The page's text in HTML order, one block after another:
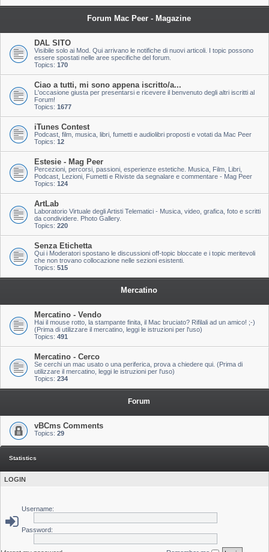
Forum Mac Peer - Magazine
DAL SITO
Visibile solo ai Mod. Qui arrivano le notifiche di nuovi articoli. I topic possono
essere spostati nelle aree specifiche del forum.
Topics: 170
Ciao a tutti, mi sono appena iscritto/a...
L'occasione giusta per presentarsi e ricevere il benvenuto degli altri iscritti al
Forum!
Topics: 1677
iTunes Contest
Podcast, film, musica, libri, fumetti e audiolibri proposti e votati da Mac Peer
Topics: 12
Estesie - Mag Peer
Percezioni, percorsi, passioni, esperienze estetiche. Musica, Film, Libri,
Podcast, Lezioni, Fumetti e Riviste da segnalare e commentare - Mag Peer
Topics: 124
ArtLab
Laboratorio Virtuale degli Artisti Telematici - Musica, video, grafica, foto e scritti
da condividere. Photo Gallery.
Topics: 220
Senza Etichetta
Qui i Moderatori spostano le discussioni off-topic bloccate e i topic meritevoli
che non trovano collocazione nelle sezioni esistenti.
Topics: 515
Mercatino
Mercatino - Vendo
Hai il mouse rotto, la stampante finita, il Mac bruciato? Rifilali ad un amico! ;-)
(Prima di utilizzare il mercatino, leggi le istruzioni per l'uso)
Topics: 491
Mercatino - Cerco
Se cerchi un mac usato o una periferica, prova a chiedere qui. (Prima di
utilizzare il mercatino, leggi le istruzioni per l'uso)
Topics: 234
Forum
vBCms Comments
Topics: 29
Statistics
LOGIN
Username:
Password: